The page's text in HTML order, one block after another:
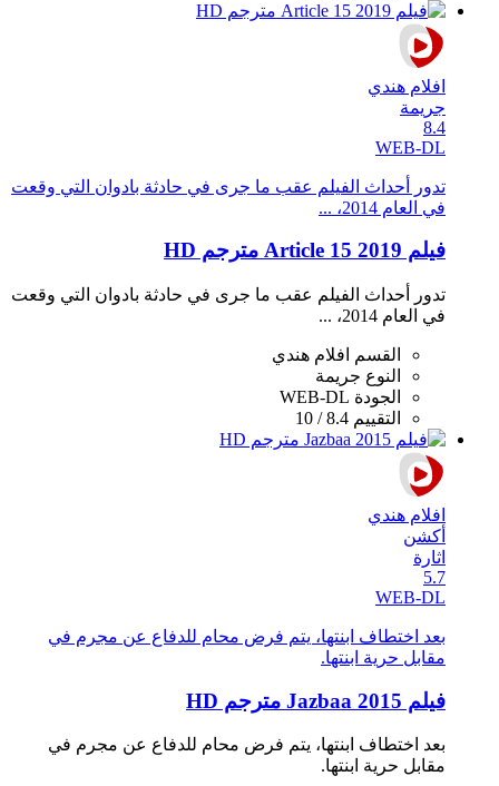
افلام هندي
جريمة
8.4
WEB-DL
تدور أحداث الفيلم عقب ما جرى في حادثة بادوان التي وقعت
في العام 2014، ...
فيلم Article 15 2019 مترجم HD
تدور أحداث الفيلم عقب ما جرى في حادثة بادوان التي وقعت
في العام 2014، ...
القسم
افلام هندي
النوع جريمة
الجودة WEB-DL
التقييم 8.4 / 10
افلام هندي
أكشن
اثارة
5.7
WEB-DL
بعد اختطاف ابنتها، يتم فرض محام للدفاع عن مجرم في
مقابل حرية ابنتها.
فيلم Jazbaa 2015 مترجم HD
بعد اختطاف ابنتها، يتم فرض محام للدفاع عن مجرم في
مقابل حرية ابنتها.